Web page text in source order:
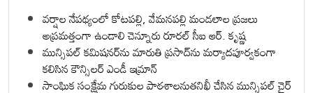
వర్షాల నేపథ్యంలో కోటపల్లి, వేమనపల్లి మండలాల ప్రజలు
అప్రమత్తంగా ఉండాలి చెన్నూరు రూరల్ సీఐ ఆర్. కృష్ణ
మున్సిపల్ కమిషనర్‌ను మారుతి ప్రసాద్‌ను మర్యాదపూర్వకంగా
కలిసిన కౌన్సిలర్ ఎండీ ఇమ్రాన్ ​
సాంఘిక సంక్షేమ గురుకుల పాఠశాలనుతనిఖీ చేసిన మున్సిపల్ చైర్